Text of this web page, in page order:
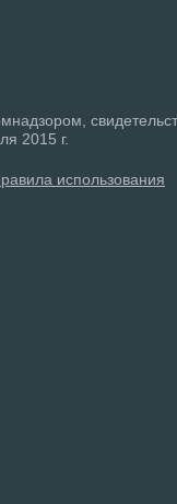
2015 г.
использования